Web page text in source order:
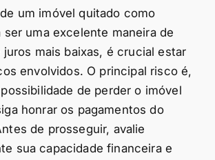
um imóvel quitado como
ser uma excelente maneira de
mais baixas, é crucial estar
envolvidos. O principal risco é,
de perder o imóvel
honrar os pagamentos do
de prosseguir, avalie
sua capacidade financeira e